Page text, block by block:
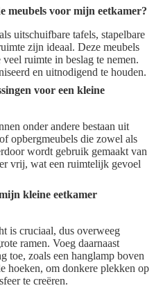
meubels voor mijn eetkamer?
uitschuifbare tafels, stapelbare
zijn ideaal. Deze meubels
ruimte in beslag te nemen.
en uitnodigend te houden.
voor een kleine
onder andere bestaan uit
opbergmeubels die zowel als
wordt gebruik gemaakt van
vrij, wat een ruimtelijk gevoel
kleine eetkamer
is cruciaal, dus overweeg
ramen. Voeg daarnaast
toe, zoals een hanglamp boven
hoeken, om donkere plekken op
te creëren.